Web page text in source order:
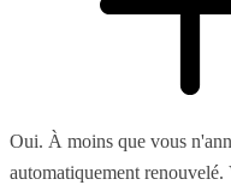
Oui. À moins que vous
automatiquement